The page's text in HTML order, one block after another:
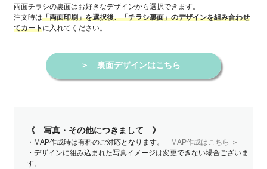
両面チラシの裏面はお好きなデザインから選択できます。
注文時は「両面印刷」を選択後、「チラシ裏面」のデザインを組み合わせ
てカートに入れてください。
＞ 裏面デザインはこちら
《 写真・その他につきまして 》
・MAP作成時は有料のご対応となります。
MAP作成はこちら ＞
・デザインに組み込まれた写真イメージは変更できない場合ございま
す。